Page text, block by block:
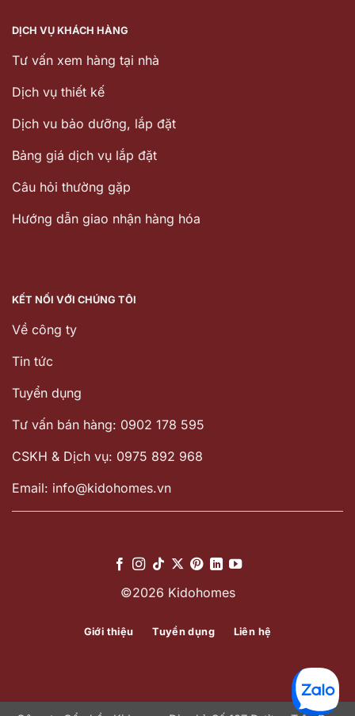
DỊCH VỤ KHÁCH HÀNG
Tư vấn xem hàng tại nhà
Dịch vụ thiết kế
Dịch vu bảo dưỡng, lắp đặt
Bảng giá dịch vụ lắp đặt
Câu hỏi thường gặp
Hướng dẫn giao nhận hàng hóa
KẾT NỐI VỚI CHÚNG TÔI
Về công ty
Tin tức
Tuyển dụng
Tư vấn bán hàng: 0902 178 595
CSKH & Dịch vụ: 0975 892 968
Email: info@kidohomes.vn
©2026 Kidohomes
Giới thiệu Tuyển dụng Liên hệ